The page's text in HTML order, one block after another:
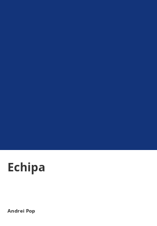
Echipa
Andrei Pop